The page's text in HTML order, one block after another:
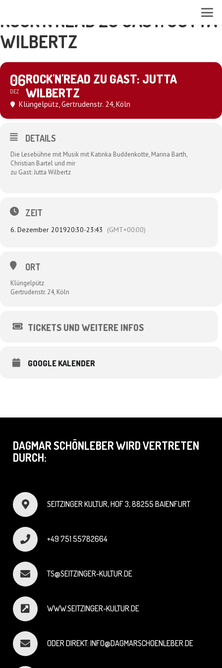
ROCK'N'READ ZU GAST: JUTTA
WILBERTZ
06
DEZ
ROCK'N'READ ZU GAST: JUTTA
WILBERTZ
Klüngelpütz, Gertrudenstr. 24, Köln
DETAILS
Die Lesebühne mit Musik mit Katinka Buddenkotte, Marina Barth,
Christian Bartel und mir
zu Gast: Jutta Wilbertz
ZEIT
6. Dezember 201920:30-23:43 (GMT+00:00)
ORT
Klüngelpütz
Gertrudenstr. 24, Köln
TICKETS UND WEITERE INFOS
GOOGLE KALENDER
DAGMAR SCHÖNLEBER WIRD VERTRETEN
DURCH:
SEITZINGER KULTUR, HOF 3, 88255 BAIENFURT
+49 751 55782664
TS@SEITZINGER-KULTUR.DE
WWW.SEITZINGER-KULTUR.DE
ODER DIREKT: INFO@DAGMARSCHOENLEBER.DE